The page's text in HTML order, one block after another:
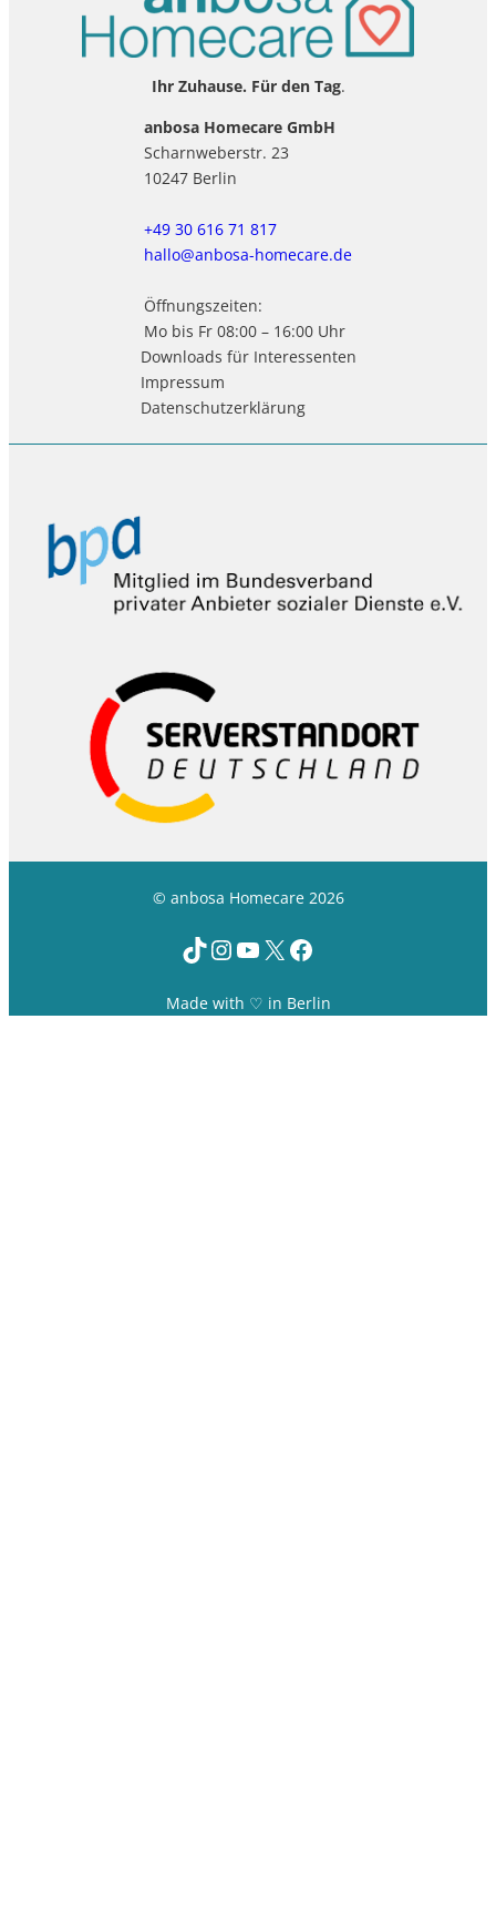
Ihr Zuhause. Für den Tag.
anbosa Homecare GmbH
Scharnweberstr. 23
10247 Berlin
+49 30 616 71 817
hallo@anbosa-homecare.de
Öffnungszeiten:
Mo bis Fr 08:00 – 16:00 Uhr
Downloads für Interessenten
Impressum
Datenschutzerklärung
© anbosa Homecare 2026
TikTok InstagramYouTube X Facebook
Made with ♡ in Berlin